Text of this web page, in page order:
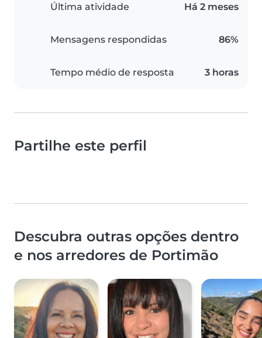
Última atividade Há 2 meses
Mensagens respondidas 86%
Tempo médio de resposta 3 horas
Partilhe este perfil
Descubra outras opções dentro
e nos arredores de Portimão